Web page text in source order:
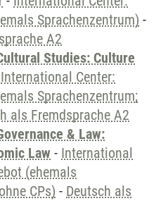
Sprachenzentrum) -
A2
Studies: Culture
International Center:
Sprachenzentrum;
als Fremdsprache A2
& Law:
Law - International
(ehemals
CPs) - Deutsch als